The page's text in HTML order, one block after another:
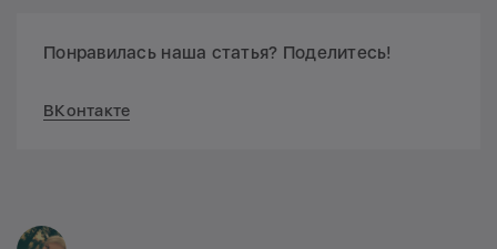
Понравилась наша статья? Поделитесь!
ВКонтакте